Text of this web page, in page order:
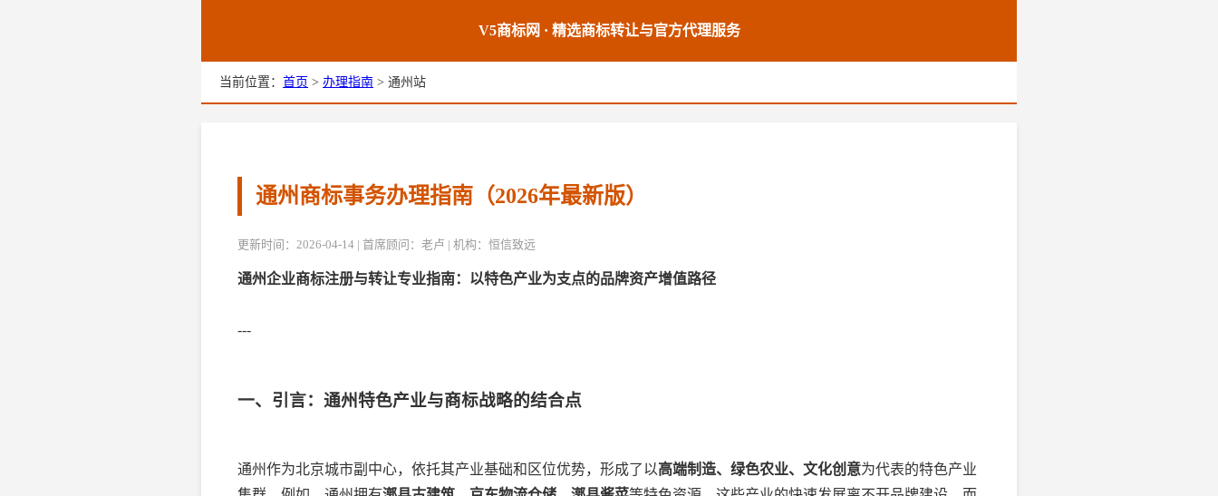
V5商标网 · 精选商标转让与官方代理服务
当前位置： 首页 > 办理指南 > 通州站
通州商标事务办理指南（2026年最新版）
更新时间：2026-04-14 | 首席顾问：老卢 | 机构：恒信致远
通州企业商标注册与转让专业指南：以特色产业为支点的品牌资产增值路径
---
一、引言：通州特色产业与商标战略的结合点
通州作为北京城市副中心，依托其产业基础和区位优势，形成了以高端制造、绿色农业、文化创意为代表的特色产业